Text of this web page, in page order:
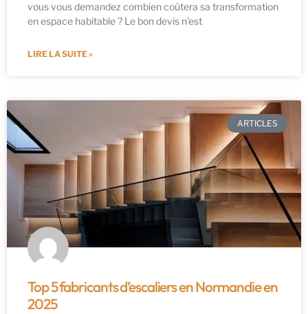
vous vous demandez combien coûtera sa transformation
en espace habitable ? Le bon devis n’est
LIRE LA SUITE »
ARTICLES
Top 5 fabricants d’escaliers en Normandie en
2025